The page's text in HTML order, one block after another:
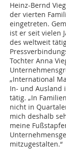
Heinz-Bernd
der vierten
eingetreten.
ist er seit vielen
des weltweit
Tochter Anna
„International
In- und Ausland
tätig. „In
nicht in
mich deshalb
meine
mitzugestalten.“